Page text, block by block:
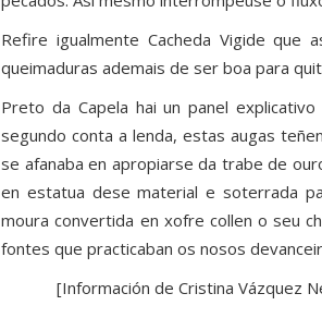
Refire igualmente Cacheda Vigide
queimaduras ademais de ser boa para
Preto da Capela hai un panel
segundo conta a lenda, estas augas
se afanaba en apropiarse da trabe de
en estatua dese material e soterrada
moura convertida en xofre collen o seu
fontes que practicaban os nosos
[Información de Cristina Vázquez